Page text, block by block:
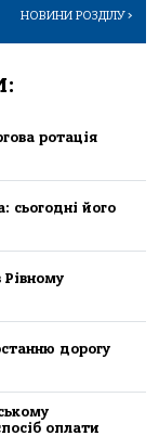
НОВИНИ РОЗДІЛУ>
ротація
сьогодні його
Рівному
дорогу
оплати